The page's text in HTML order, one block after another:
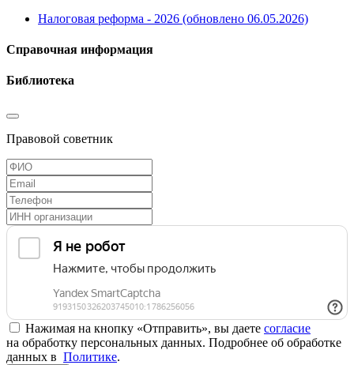
Налоговая реформа - 2026 (обновлено 06.05.2026)
Справочная информация
Библиотека
Правовой советник
Нажимая на кнопку «Отправить», вы даете согласие
на обработку персональных данных. Подробнее об обработке
данных в Политике.